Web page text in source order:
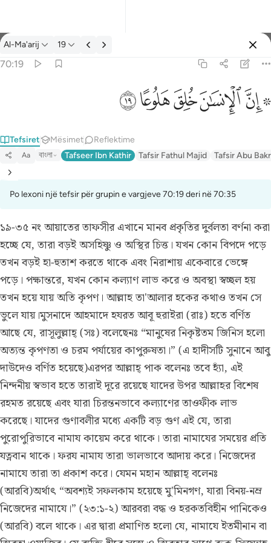
Tefsir: Al-Ma'arij 70:19
Al-Ma'arij 19
70:19
ﱪ ﱫﱬﱭﱮﱯ
Tefsiret Mësimet Reflektime
Aa বাংলা Tafseer Ibn Kathir Tafsir Fathul Majid Tafsir Abu
Po lexoni një tefsir për grupin e vargjeve 70:19 deri në 70:35
১৯-৩৫ নং আয়াতের তাফসীরএখানে মানব প্রকৃতির দুর্বলতা বর্ণনা করা
হচ্ছে যে, তারা বড়ই অসহিষ্ণু ও অস্থির চিত্ত। যখন কোন বিপদে পড়ে
তখন বড়ই হা-হুতাশ করতে থাকে এবং নিরাশায় একেবারে ভেঙ্গে
পড়ে। পক্ষান্তরে, যখন কোন কল্যাণ লাভ করে ও অবস্থা স্বচ্ছল হয়
তখন হয়ে যায় অতি কৃপণ। আল্লাহ তা'আলার হকের কথাও তখন সে
ভুলে যায়।মুসনাদে আহমাদে হযরত আবূ হুরাইরা (রাঃ) হতে বর্ণিত
আছে যে, রাসূলুল্লাহ্ (সঃ) বলেছেনঃ “মানুষের নিকৃষ্টতম জিনিস হলো
অত্যন্ত কৃপণতা ও চরম পর্যায়ের কাপুরুষতা।” (এ হাদীসটি সুনানে আবু
দাউদেও বর্ণিত হয়েছে)এরপর আল্লাহ্ পাক বলেনঃ তবে হ্যাঁ, এই
নিন্দনীয় স্বভাব হতে তারাই দূরে রয়েছে যাদের উপর আল্লাহর বিশেষ
রহমত রয়েছে এবং যারা চিরন্তনভাবে কল্যাণের তাওফীক লাভ
করেছে। যাদের গুণাবলীর মধ্যে একটি বড় গুণ এই যে, তারা
পুরোপুরিভাবে নামায কায়েম করে থাকে। তারা নামাযের সময়ের প্রতি
যত্নবান থাকে। ফরয নামায তারা ভালভাবে আদায় করে। নিজেদের
নামাযে তারা তা প্রকাশ করে। যেমন মহান আল্লাহ্ বলেনঃ
(আরবি)অর্থাৎ “অবশ্যই সফলকাম হয়েছে মু'মিনগণ, যারা বিনয়-নম্র
নিজেদের নামাযে।” (২৩:১-২) আরবরা বদ্ধ ও হরকতবিহীন পানিকেও
(আরবি) বলে থাকে। এর দ্বারা প্রমাণিত হলো যে, নামাযে ইতমীনান বা